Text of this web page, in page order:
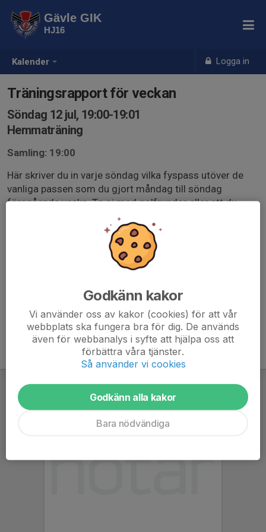
Kalender Logga in
Gävle GIK
HJ16
Träningsrapport för veckan
Söndag 12 jul, 19:00-19:01
Hemmaträning
Samling: 19:00
Här skriver du in varje söndag vilka fyspass utöver de
vanliga passen som du gjort måndag till söndag
föregående vecka. Ta ej med golfrundor eller att du
badat med kompisar. det ska vara fysiska
pass.Exempelvis 1 gympass, 2 fotbollsträningar, en
fotbollsmatch, löpning 5km 2 ggr. Har du inte gjort
några pass så tackar nu nej i kallelsen. Har du gjort
något så tackar du ja och skriver vad du gjort.
Godkänn kakor
Vi använder oss av kakor (cookies) för att vår
webbplats ska fungera bra för dig. De används
även för webbanalys i syfte att hjälpa oss att
förbättra våra tjänster.
Så använder vi cookies
Godkänn alla kakor
Bara nödvändiga